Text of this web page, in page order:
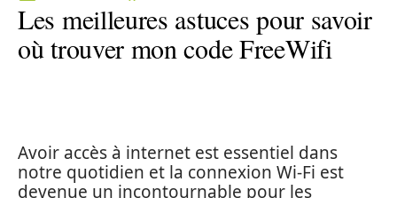
Les meilleures astuces pour savoir
où trouver mon code FreeWifi
Avoir accès à internet est essentiel dans
notre quotidien et la connexion Wi-Fi est
devenue un incontournable pour les